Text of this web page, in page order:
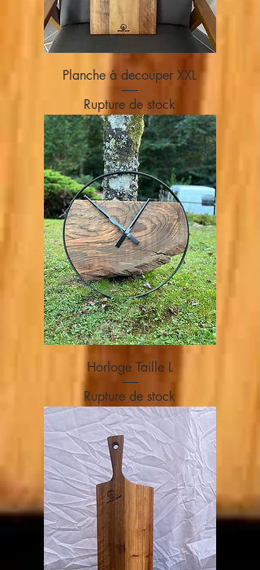
Planche à decouper XXL
Rupture de stock
Horloge Taille L
Rupture de stock